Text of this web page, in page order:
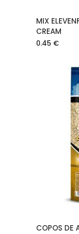
MIX
CREAM
0.45 €
COPOS DE